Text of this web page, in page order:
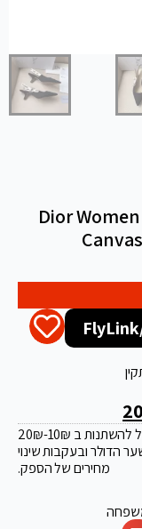
Dior
₪-10₪
הדולר ובעקבות שינוי
מחירים של הספק.